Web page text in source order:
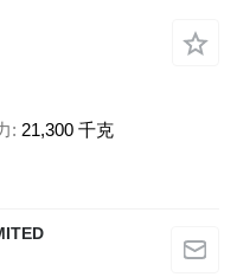
21,300 千克